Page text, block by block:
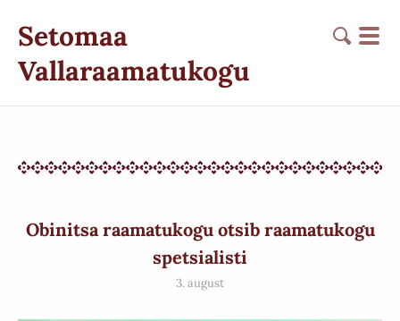
Setomaa
Vallaraamatukogu
Obinitsa raamatukogu otsib raamatukogu
spetsialisti
3. august